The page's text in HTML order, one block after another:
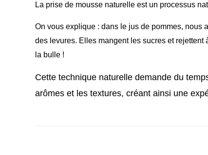
La prise de mousse naturelle est un processus
On vous explique : dans le jus de pommes, nous
des levures. Elles mangent les sucres et
la bulle !
Cette technique naturelle demande du
arômes et les textures, créant ainsi une